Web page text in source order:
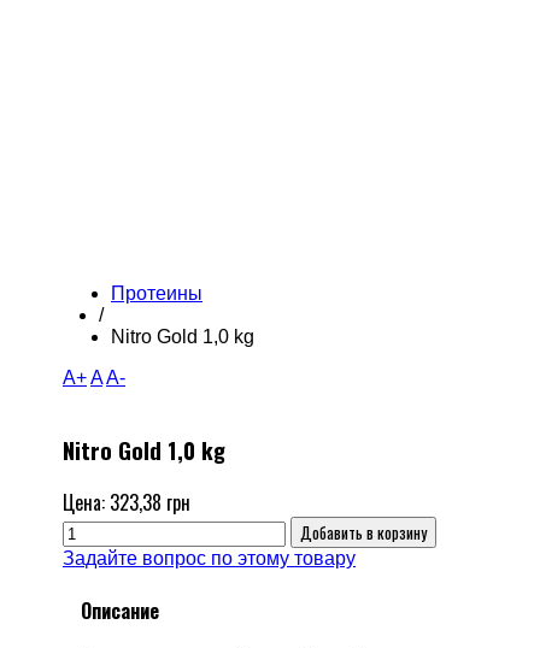
Протеины
/
Nitro Gold 1,0 kg
A+AA-
Nitro Gold 1,0 kg
Цена: 323,38 грн
Задайте вопрос по этому товару
Описание